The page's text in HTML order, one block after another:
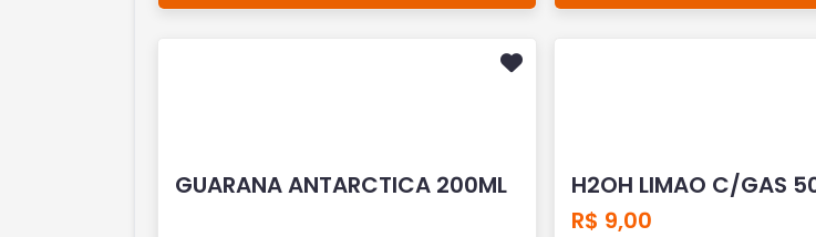
GUARANA ANTARCTICA 200ML
H2OH LIMAO C/GAS
R$ 9,00